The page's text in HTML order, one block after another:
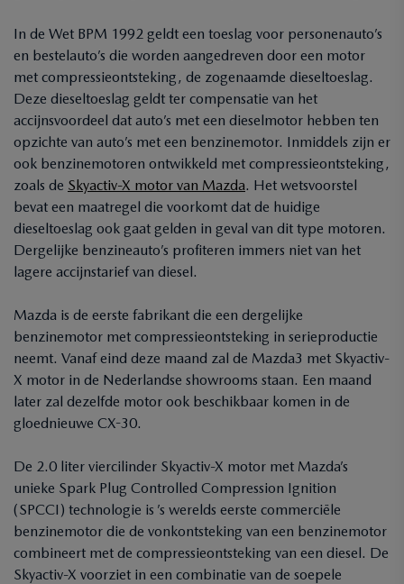
In de Wet BPM 1992 geldt een toeslag voor personenauto’s
en bestelauto’s die worden aangedreven door een motor
met compressieontsteking, de zogenaamde dieseltoeslag.
Deze dieseltoeslag geldt ter compensatie van het
accijnsvoordeel dat auto’s met een dieselmotor hebben ten
opzichte van auto’s met een benzinemotor. Inmiddels zijn er
ook benzinemotoren ontwikkeld met compressieontsteking,
zoals de Skyactiv-X motor van Mazda. Het wetsvoorstel
bevat een maatregel die voorkomt dat de huidige
dieseltoeslag ook gaat gelden in geval van dit type motoren.
Dergelijke benzineauto’s profiteren immers niet van het
lagere accijnstarief van diesel.
Mazda is de eerste fabrikant die een dergelijke
benzinemotor met compressieontsteking in serieproductie
neemt. Vanaf eind deze maand zal de Mazda3 met Skyactiv-
X motor in de Nederlandse showrooms staan. Een maand
later zal dezelfde motor ook beschikbaar komen in de
gloednieuwe CX-30.
De 2.0 liter viercilinder Skyactiv-X motor met Mazda’s
unieke Spark Plug Controlled Compression Ignition
(SPCCI) technologie is ’s werelds eerste commerciële
benzinemotor die de vonkontsteking van een benzinemotor
combineert met de compressieontsteking van een diesel. De
Skyactiv-X voorziet in een combinatie van de soepele